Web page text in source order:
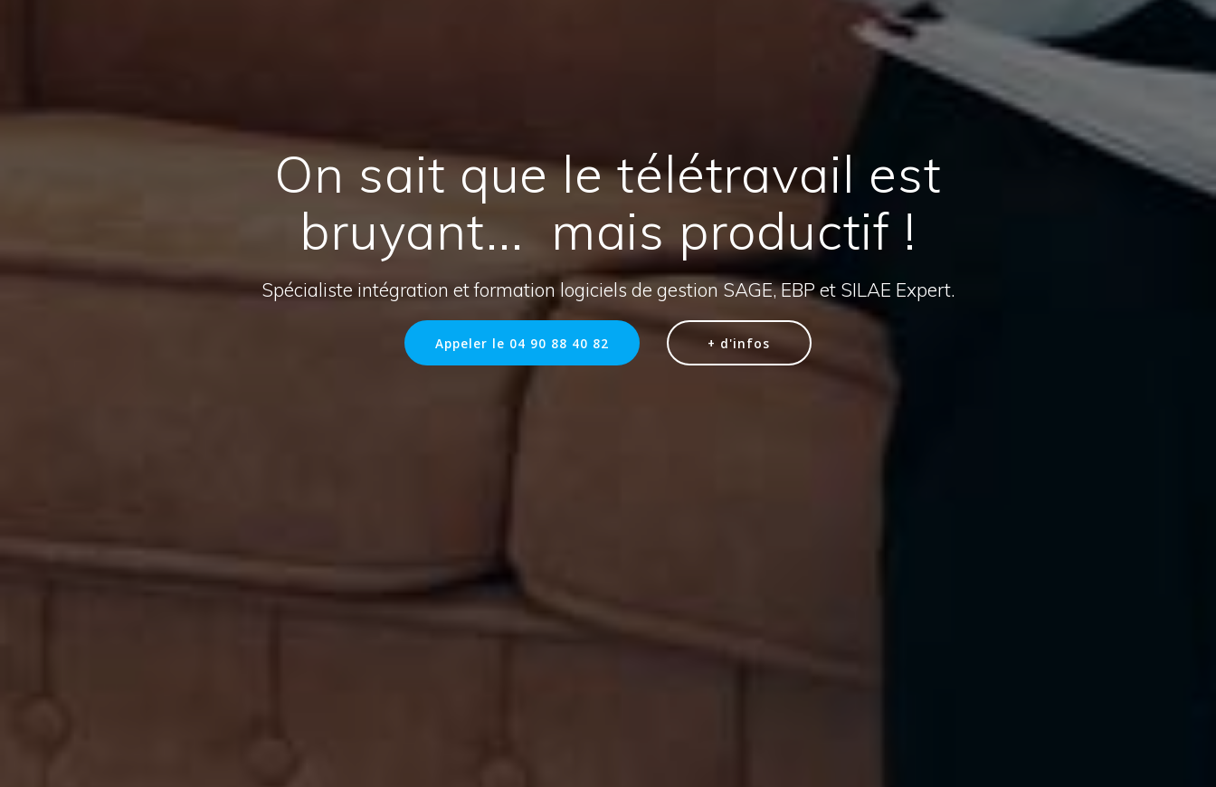
On sait que le télétravail est
bruyant... mais productif !
Spécialiste intégration et formation logiciels de gestion SAGE, EBP et SILAE Expert.
Appeler le 04 90 88 40 82 + d'infos